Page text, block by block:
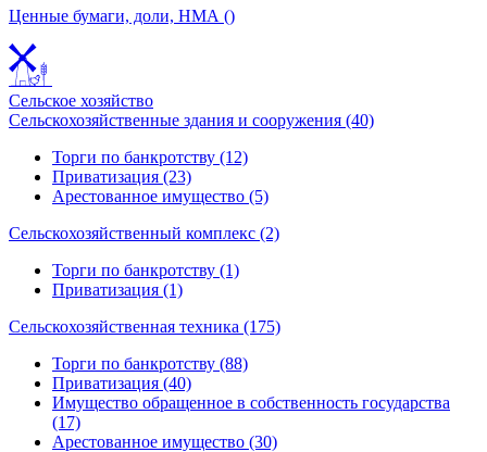
Ценные бумаги, доли, НМА ()
Сельское хозяйство
Сельскохозяйственные здания и сооружения (40)
Торги по банкротству (12)
Приватизация (23)
Арестованное имущество (5)
Сельскохозяйственный комплекс (2)
Торги по банкротству (1)
Приватизация (1)
Сельскохозяйственная техника (175)
Торги по банкротству (88)
Приватизация (40)
Имущество обращенное в собственность государства
(17)
Арестованное имущество (30)